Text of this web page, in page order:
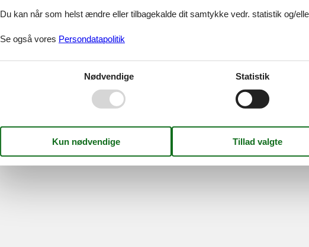
Følg os
Du kan når som helst ændre eller tilbagekalde dit samtykke vedr. statistik og/
Se også vores Persondatapolitik
Nødvendige Statistik